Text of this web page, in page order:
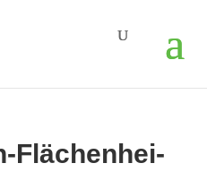
Flä­chen­hei­